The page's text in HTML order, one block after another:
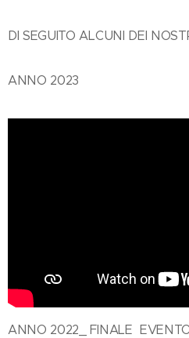
DI SEGUITO ALCUNI DEI
ANNO 2023
ANNO 2022_ FINALE